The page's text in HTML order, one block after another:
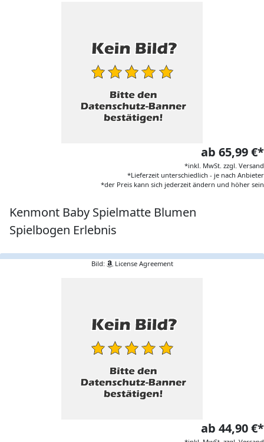
ab 65,99 €*
*inkl. MwSt. zzgl. Versand
*Lieferzeit unterschiedlich - je nach Anbieter
*der Preis kann sich jederzeit ändern und höher sein
Kenmont Baby Spielmatte Blumen
Spielbogen Erlebnis
Bild: License Agreement
ab 44,90 €*